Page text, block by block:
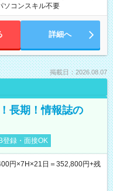
ソコンスキル不要
詳細へ
掲載日：2026.08.07
長期！情報誌の
登録・面接OK
円×7H×21日＝352,800円+残